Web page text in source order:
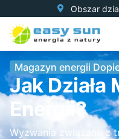
Obszar
Magazyn energii
Jak Działa
Energii?
Wyzwania związane z